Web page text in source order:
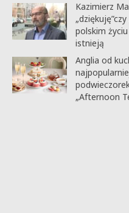
Kazimierz
polskim
istnieją
Anglia od
„Afternoon